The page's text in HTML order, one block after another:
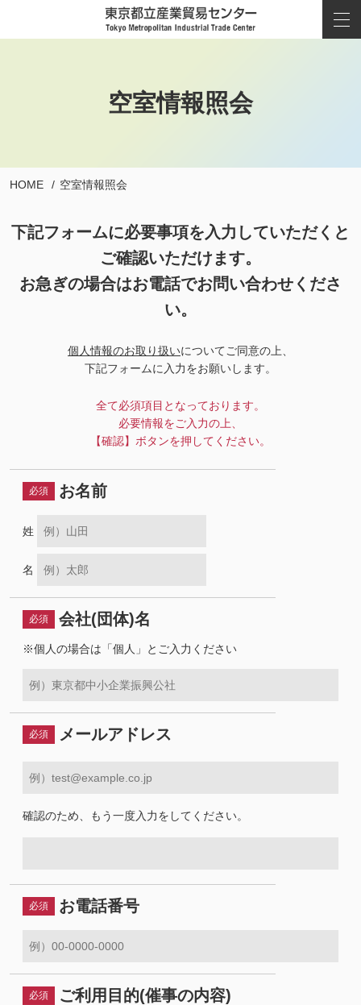
空室情報照会
HOME 空室情報照会
下記フォームに必要事項を入力していただくと
ご確認いただけます。
お急ぎの場合はお電話でお問い合わせくださ
い。
個人情報のお取り扱いについてご同意の上、
下記フォームに入力をお願いします。
全て必須項目となっております。
必要情報をご入力の上、
【確認】ボタンを押してください。
必須 お名前
姓
名
必須 会社(団体)名
※個人の場合は「個人」とご入力 ください
必須 メールアドレス
確認のため、もう一度入力をしてください。
必須 お電話番号
必須 ご利用目的(催事の内容)